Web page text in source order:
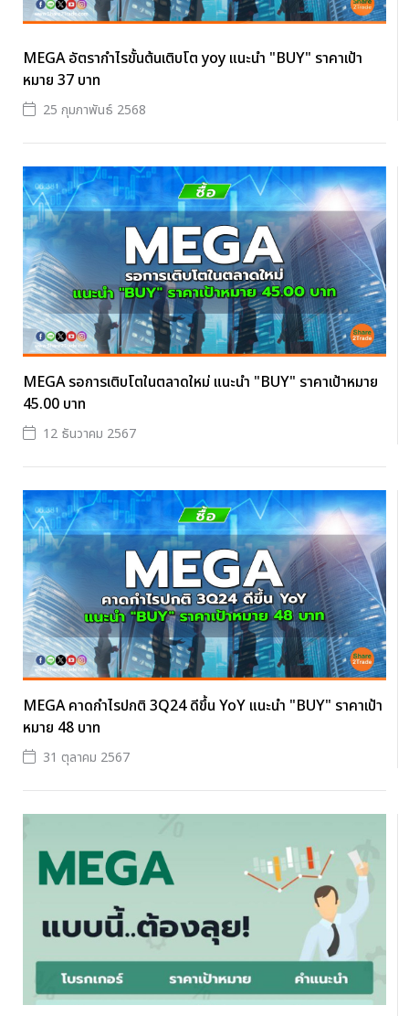
MEGA อัตรากำไรขั้นต้นเติบโต yoy แนะนำ "BUY" ราคาเป้า
หมาย 37 บาท
25 กุมภาพันธ์ 2568
MEGA รอการเติบโตในตลาดใหม่ แนะนำ "BUY" ราคาเป้าหมาย
45.00 บาท
12 ธันวาคม 2567
MEGA คาดกำไรปกติ 3Q24 ดีขึ้น YoY แนะนำ "BUY" ราคาเป้า
หมาย 48 บาท
31 ตุลาคม 2567